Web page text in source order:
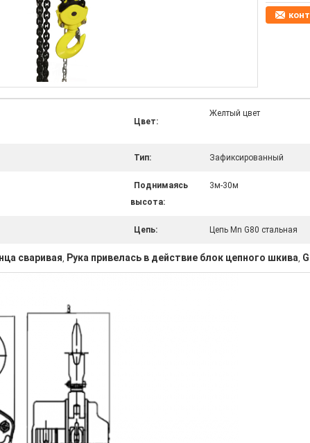
Цвет:
Желтый цвет
Тип: Зафиксированный
Поднимаясь
высота:
3м-30м
Цепь: Цепь Mn G80 стальная
сваривая, Рука привелась в действие блок цепного шкива,